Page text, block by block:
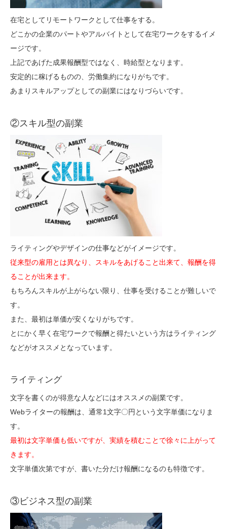
在宅としてリモートワークとして仕事をする。
どこかの企業のパートやアルバイトとして在宅ワークをするイメ
ージです。
上記であげた成果報酬型ではなく、時給型となります。
安定的に稼げるものの、労働集約になりがちです。
あまりスキルアップとしての副業にはなりづらいです。
②スキル型の副業
ライティングやデザインの仕事などがイメージです。
従来型の雇用とは異なり、スキルをあげること出来て、報酬を得
ることが出来ます。
もちろんスキルが上がらない限り、仕事を受けることが難しいで
す。
また、最初は単価が安くなりがちです。
とにかく早く在宅ワークで報酬と得たいという方はライティング
などがオススメとなっています。
ライティング
文字を書くのが得意な人などにはオススメの副業です。
Webライターの報酬は、通常1文字〇円という文字単価になりま
す。
最初は文字単価も低いですが、実績を積むことで徐々に上がって
きます。
文字単価次第ですが、書いた分だけ報酬になるのも特徴です。
③ビジネス型の副業